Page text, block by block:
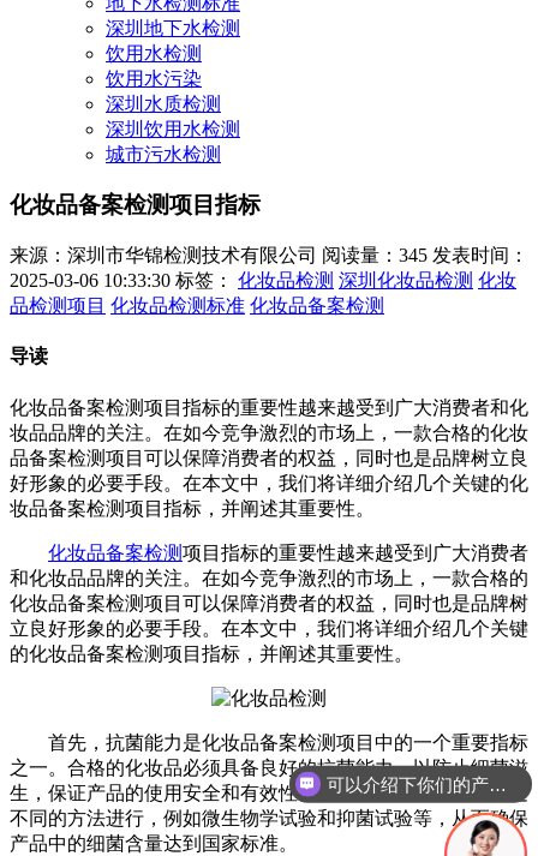
深圳地下水检测
饮用水检测
饮用水污染
深圳水质检测
深圳饮用水检测
城市污水检测
化妆品备案检测项目指标
来源：深圳市华锦检测技术有限公司 阅读量：345 发表时间：
2025-03-06 10:33:30 标签： 化妆品检测 深圳化妆品检测 化妆
品检测项目 化妆品检测标准 化妆品备案检测
导读
化妆品备案检测项目指标的重要性越来越受到广大消费者和化
妆品品牌的关注。在如今竞争激烈的市场上，一款合格的化妆
品备案检测项目可以保障消费者的权益，同时也是品牌树立良
好形象的必要手段。在本文中，我们将详细介绍几个关键的化
妆品备案检测项目指标，并阐述其重要性。
化妆品备案检测项目指标的重要性越来越受到广大消费者
和化妆品品牌的关注。在如今竞争激烈的市场上，一款合格的
化妆品备案检测项目可以保障消费者的权益，同时也是品牌树
立良好形象的必要手段。在本文中，我们将详细介绍几个关键
的化妆品备案检测项目指标，并阐述其重要性。
首先，抗菌能力是化妆品备案检测项目中的一个重要指标
之一。合格的化妆品必须具备良好的抗菌能力，以防止细菌滋
生，保证产品的使用安全和有效性。抗菌能力的测试可以通过
不同的方法进行，例如微生物学试验和抑菌试验等，从而确保
产品中的细菌含量达到国家标准。
可以介绍下你们的产品么